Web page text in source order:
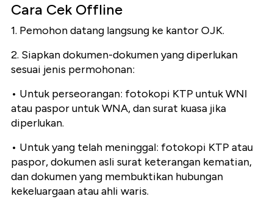
Cara Cek Offline
1. Pemohon datang langsung ke kantor OJK.
2. Siapkan dokumen-dokumen yang diperlukan
sesuai jenis permohonan:
• Untuk perseorangan: fotokopi KTP untuk WNI
atau paspor untuk WNA, dan surat kuasa jika
diperlukan.
• Untuk yang telah meninggal: fotokopi KTP atau
paspor, dokumen asli surat keterangan kematian,
dan dokumen yang membuktikan hubungan
kekeluargaan atau ahli waris.